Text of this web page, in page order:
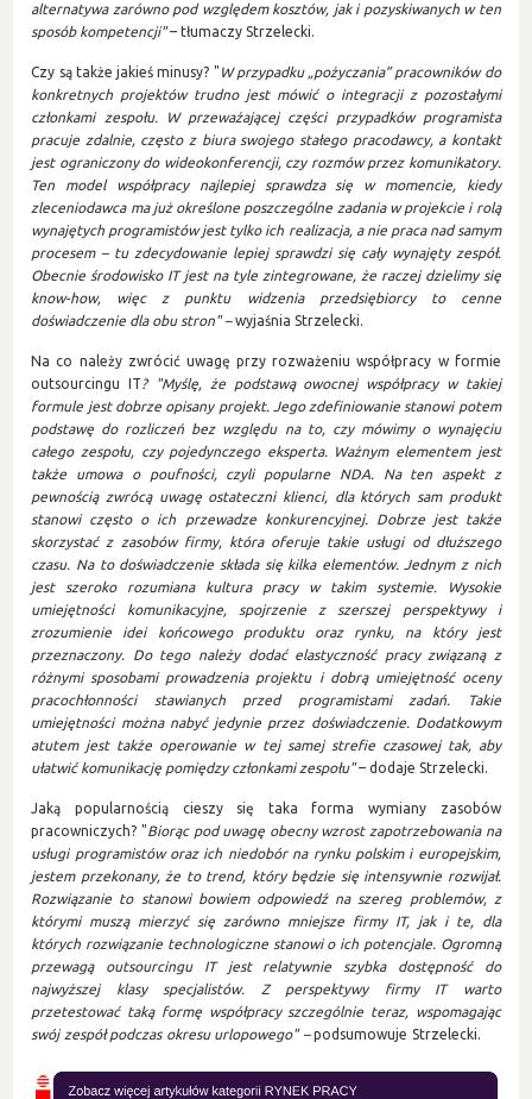
alternatywa zarówno pod względem kosztów, jak i pozyskiwanych w ten
sposób kompetencji"– tłumaczy Strzelecki.
Czy są także jakieś minusy? " W przypadku „pożyczania” pracowników do
konkretnych projektów trudno jest mówić o integracji z pozostałymi
członkami zespołu. W przeważającej części przypadków programista
pracuje zdalnie, często z biura swojego stałego pracodawcy, a kontakt
jest ograniczony do wideokonferencji, czy rozmów przez komunikatory.
Ten model współpracy najlepiej sprawdza się w momencie, kiedy
zleceniodawca ma już określone poszczególne zadania w projekcie i rolą
wynajętych programistów jest tylko ich realizacja, a nie praca nad samym
procesem – tu zdecydowanie lepiej sprawdzi się cały wynajęty zespół.
Obecnie środowisko IT jest na tyle zintegrowane, że raczej dzielimy się
know-how, więc z punktu widzenia przedsiębiorcy to cenne
doświadczenie dla obu stron" –wyjaśnia Strzelecki.
Na co należy zwrócić uwagę przy rozważeniu współpracy w formie
outsourcingu IT ? "Myślę, że podstawą owocnej współpracy w takiej
formule jest dobrze opisany projekt. Jego zdefiniowanie stanowi potem
podstawę do rozliczeń bez względu na to, czy mówimy o wynajęciu
całego zespołu, czy pojedynczego eksperta. Ważnym elementem jest
także umowa o poufności, czyli popularne NDA. Na ten aspekt z
pewnością zwrócą uwagę ostateczni klienci, dla których sam produkt
stanowi często o ich przewadze konkurencyjnej. Dobrze jest także
skorzystać z zasobów firmy, która oferuje takie usługi od dłuższego
czasu. Na to doświadczenie składa się kilka elementów. Jednym z nich
jest szeroko rozumiana kultura pracy w takim systemie. Wysokie
umiejętności komunikacyjne, spojrzenie z szerszej perspektywy i
zrozumienie idei końcowego produktu oraz rynku, na który jest
przeznaczony. Do tego należy dodać elastyczność pracy związaną z
różnymi sposobami prowadzenia projektu i dobrą umiejętność oceny
pracochłonności stawianych przed programistami zadań. Takie
umiejętności można nabyć jedynie przez doświadczenie. Dodatkowym
atutem jest także operowanie w tej samej strefie czasowej tak, aby
ułatwić komunikację pomiędzy członkami zespołu"– dodaje Strzelecki.
Jaką popularnością cieszy się taka forma wymiany zasobów
pracowniczych? "Biorąc pod uwagę obecny wzrost zapotrzebowania na
usługi programistów oraz ich niedobór na rynku polskim i europejskim,
jestem przekonany, że to trend, który będzie się intensywnie rozwijał.
Rozwiązanie to stanowi bowiem odpowiedź na szereg problemów, z
którymi muszą mierzyć się zarówno mniejsze firmy IT, jak i te, dla
których rozwiązanie technologiczne stanowi o ich potencjale. Ogromną
przewagą outsourcingu IT jest relatywnie szybka dostępność do
najwyższej klasy specjalistów. Z perspektywy firmy IT warto
przetestować taką formę współpracy szczególnie teraz, wspomagając
swój zespół podczas okresu urlopowego" –podsumowuje Strzelecki.